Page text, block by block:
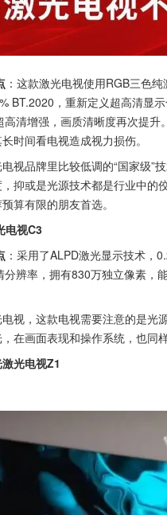
：这款激光电视使用RGB三色
BT.2020，重新定义超高清显
高清增强，画质清晰度再次提
时间看电视造成视力损伤。
视品牌里比较低调的“国家级”
抑或是光源技术都是行业中的
算有限的朋友首选。
电视C3
：采用了ALPD激光显示技术，
分辨率，拥有830万独立像素，
视，这款电视需要注意的是光
在画面表现和操作系统，也同
光电视Z1